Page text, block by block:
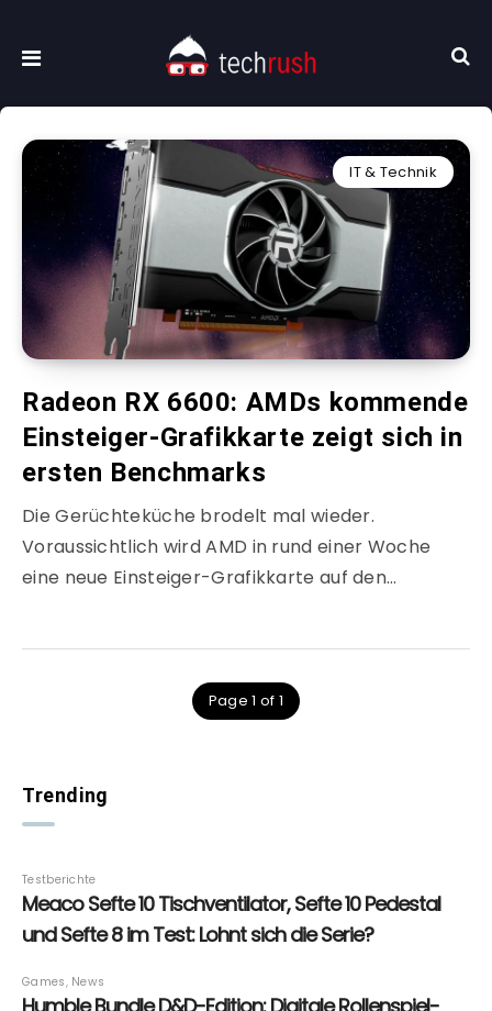
IT & Technik
Radeon RX 6600: AMDs kommende
Einsteiger-Grafikkarte zeigt sich in
ersten Benchmarks
Die Gerüchteküche brodelt mal wieder.
Voraussichtlich wird AMD in rund einer Woche
eine neue Einsteiger-Grafikkarte auf den…
Page 1 of 1
Trending